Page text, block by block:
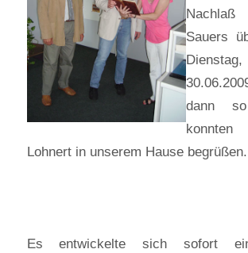
Sauers
dann
Lohnert in unserem Hause begrüßen.
Es entwickelte sich sofort